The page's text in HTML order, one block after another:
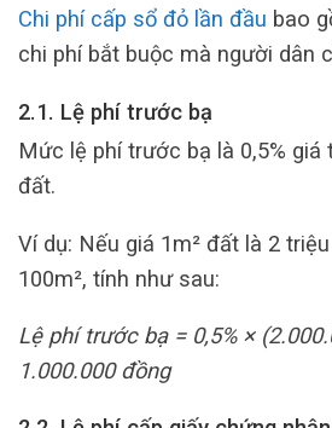
Chi phí cấp sổ đỏ lần đầu bao
chi phí bắt buộc mà người dân
2.1. Lệ phí trước bạ
Mức lệ phí trước bạ là 0,5% giá
đất.
Ví dụ: Nếu giá 1m² đất là 2
100m², tính như sau:
Lệ phí trước bạ = 0,5% ×
1.000.000 đồng